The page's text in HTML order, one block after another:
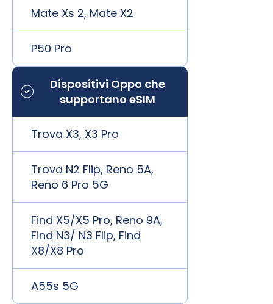
Mate Xs 2, Mate X2
P50 Pro
Dispositivi Oppo che
supportano eSIM
Trova X3, X3 Pro
Trova N2 Flip, Reno 5A,
Reno 6 Pro 5G
Find X5/X5 Pro, Reno 9A,
Find N3/ N3 Flip, Find
X8/X8 Pro
A55s 5G